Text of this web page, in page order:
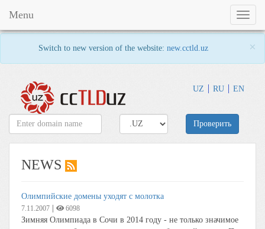
Switch to new version of the website: new.cctld.uz ×
UZ RU EN
Toggle
Menu
Проверить
NEWS
Олимпийские домены уходят с молотка
7.11.2007 6098
Зимняя Олимпиада в Сочи в 2014 году - не только значимое